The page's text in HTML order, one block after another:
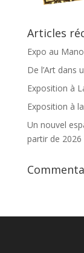
Articles
Expo au
De l’Art dans
Exposition à
Exposition à
Un nouvel
partir de 2026